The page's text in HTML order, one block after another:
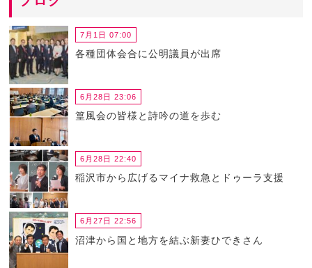
7月1日 07:00
各種団体会合に公明議員が出席
6月28日 23:06
篁風会の皆様と詩吟の道を歩む
6月28日 22:40
稲沢市から広げるマイナ救急とドゥーラ支援
6月27日 22:56
沼津から国と地方を結ぶ新妻ひできさん